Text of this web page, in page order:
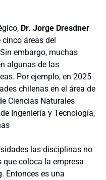
Dr. Jorge Dresdner
áreas del
embargo, muchas
algunas de las
Por ejemplo, en 2025
chilenas en el área de
Ciencias Naturales
Ingeniería y Tecnología,
las disciplinas no
coloca la empresa
Entonces es una